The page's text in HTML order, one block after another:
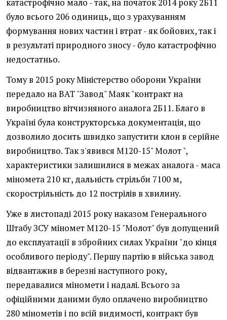
катастрофічно мало - так, на початок 2014 року 2Б11
було всього 206 одиниць, що з урахуванням
формування нових частин і втрат - як бойових, так і
в результаті природного зносу - було катастрофічно
недостатньо.
Тому в 2015 року Міністерство оборони України
передало на ВАТ "Завод" Маяк "контракт на
виробництво вітчизняного аналога 2Б11. Благо в
Україні була конструкторська документація, що
дозволило досить швидко запустити клон в серійне
виробництво. Так з'явився М120-15" Молот ",
характеристики залишилися в межах аналога - маса
міномета 210 кг, дальність стрільби 7100 м,
скорострільність до 12 пострілів в хвилину.
Уже в листопаді 2015 року наказом Генерального
Штабу ЗСУ міномет М120-15 "Молот" був допущений
до експлуатації в збройних силах України "до кінця
особливого періоду". Першу партію в війська завод
відвантажив в березні наступного року,
передавалися міномети і надалі. Всього за
офіційними даними було оплачено виробництво
280 мінометів і по всій видимості, контракт був